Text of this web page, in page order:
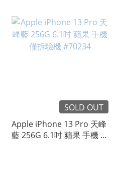
SOLD OUT
Apple iPhone 13 Pro 天峰
藍 256G 6.1吋 蘋果 手機 僅